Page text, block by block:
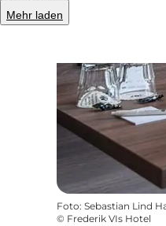
Mehr laden
Foto: Sebastian Lind
© Frederik VIs Hotel